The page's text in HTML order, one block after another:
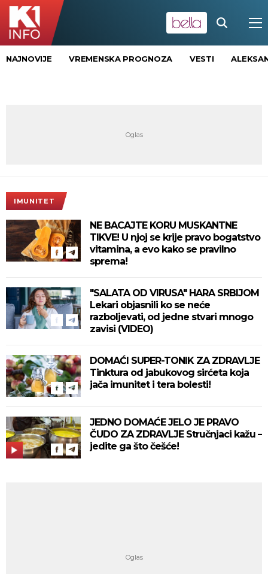
NAJNOVIJE VREMENSKA PROGNOZA VESTI
IMUNITET
NE BACAJTE KORU MUSKANTNE
TIKVE! U njoj se krije pravo bogatstvo
vitamina, a evo kako se pravilno
sprema!
"SALATA OD VIRUSA" HARA SRBIJOM
Lekari objasnili ko se neće
razboljevati, od jedne stvari mnogo
zavisi (VIDEO)
DOMAĆI SUPER-TONIK ZA ZDRAVLJE
Tinktura od jabukovog sirćeta koja
jača imunitet i tera bolesti!
JEDNO DOMAĆE JELO JE PRAVO
ČUDO ZA ZDRAVLJE Stručnjaci kažu –
jedite ga što češće!